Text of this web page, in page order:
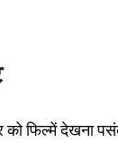
को फिल्में देखना